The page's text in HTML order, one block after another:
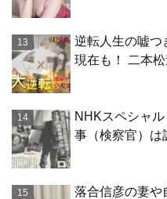
逆転人生の嘘つ
現在も！ 二本
NHKスペシャ
事（検察官）は
落合信彦の妻や